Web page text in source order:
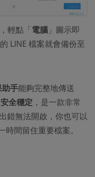
輕點「電腦 」圖示即
LINE 檔案就會備份至
助手能夠完整地傳送
安全穩定 ，是一款非常
錯無法開啟，你也可以
間留住重要檔案。